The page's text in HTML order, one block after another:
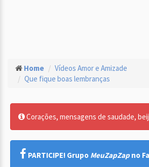
Home
Vídeos Amor e Amizade
Que fique boas lembranças
Corações, mensagens de saudade,
PARTICIPE! Grupo MeuZapZap no